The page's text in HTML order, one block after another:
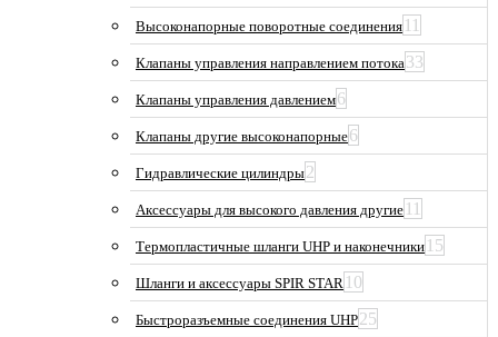
Высоконапорные поворотные соединения 11
Клапаны управления направлением потока33
Клапаны управления давлением6
Клапаны другие высоконапорные6
Гидравлические цилиндры2
Аксессуары для высокого давления другие 11
Термопластичные шланги UHP и наконечники 15
Шланги и аксессуары SPIR STAR 10
Быстроразъемные соединения UHP25